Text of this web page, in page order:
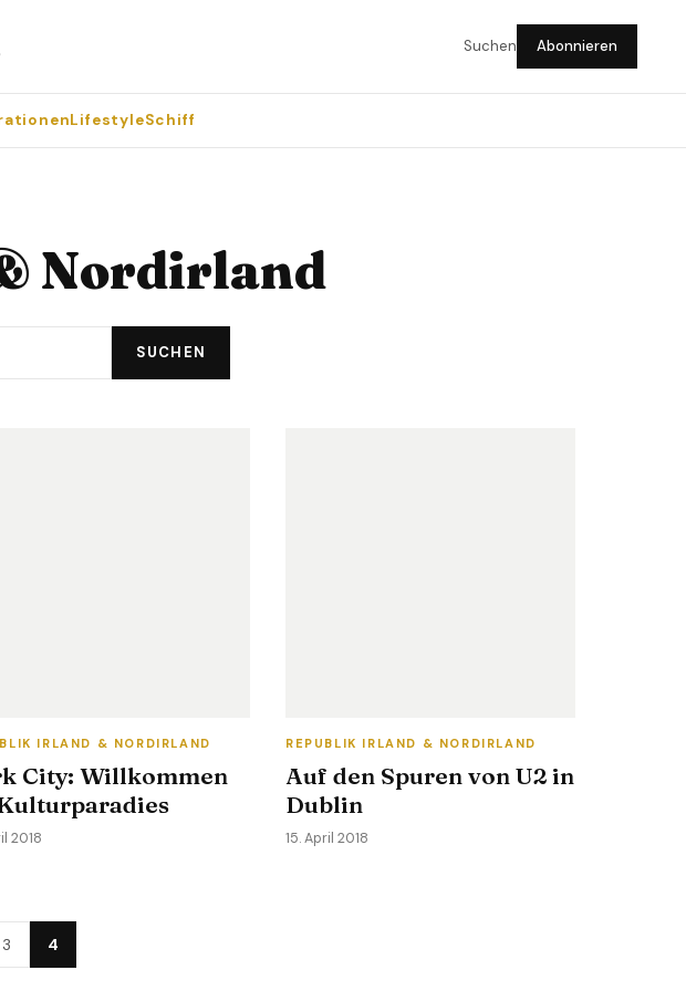
Suchen Abonnieren
LifestyleSchiff
Nordirland
SUCHEN
IRLAND & NORDIRLAND
City: Willkommen
2018
REPUBLIK IRLAND & NORDIRLAND
Auf den Spuren von U2 in
Dublin
15. April 2018
3 4